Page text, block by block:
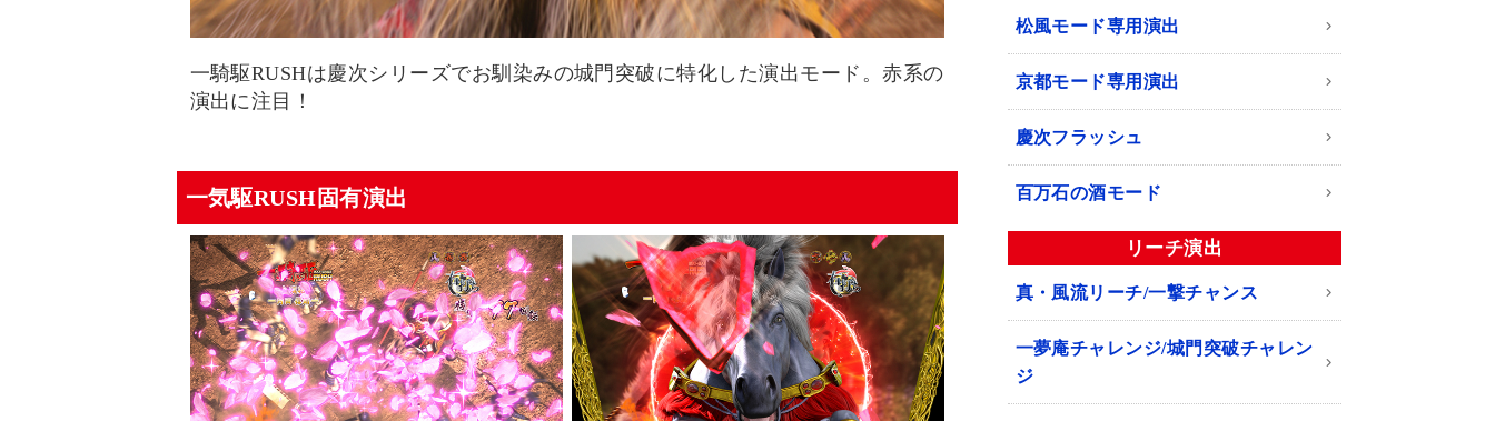
一騎駆RUSHは慶次シリーズでお馴染みの城門突破に特化した演出モード。赤系の
演出に注目！
一気駆RUSH固有演出
松風モード専用演出
京都モード専用演出
慶次フラッシュ
百万石の酒モード
リーチ演出
真・風流リーチ/一撃チャンス
一夢庵チャレンジ/城門突破チャレン
ジ